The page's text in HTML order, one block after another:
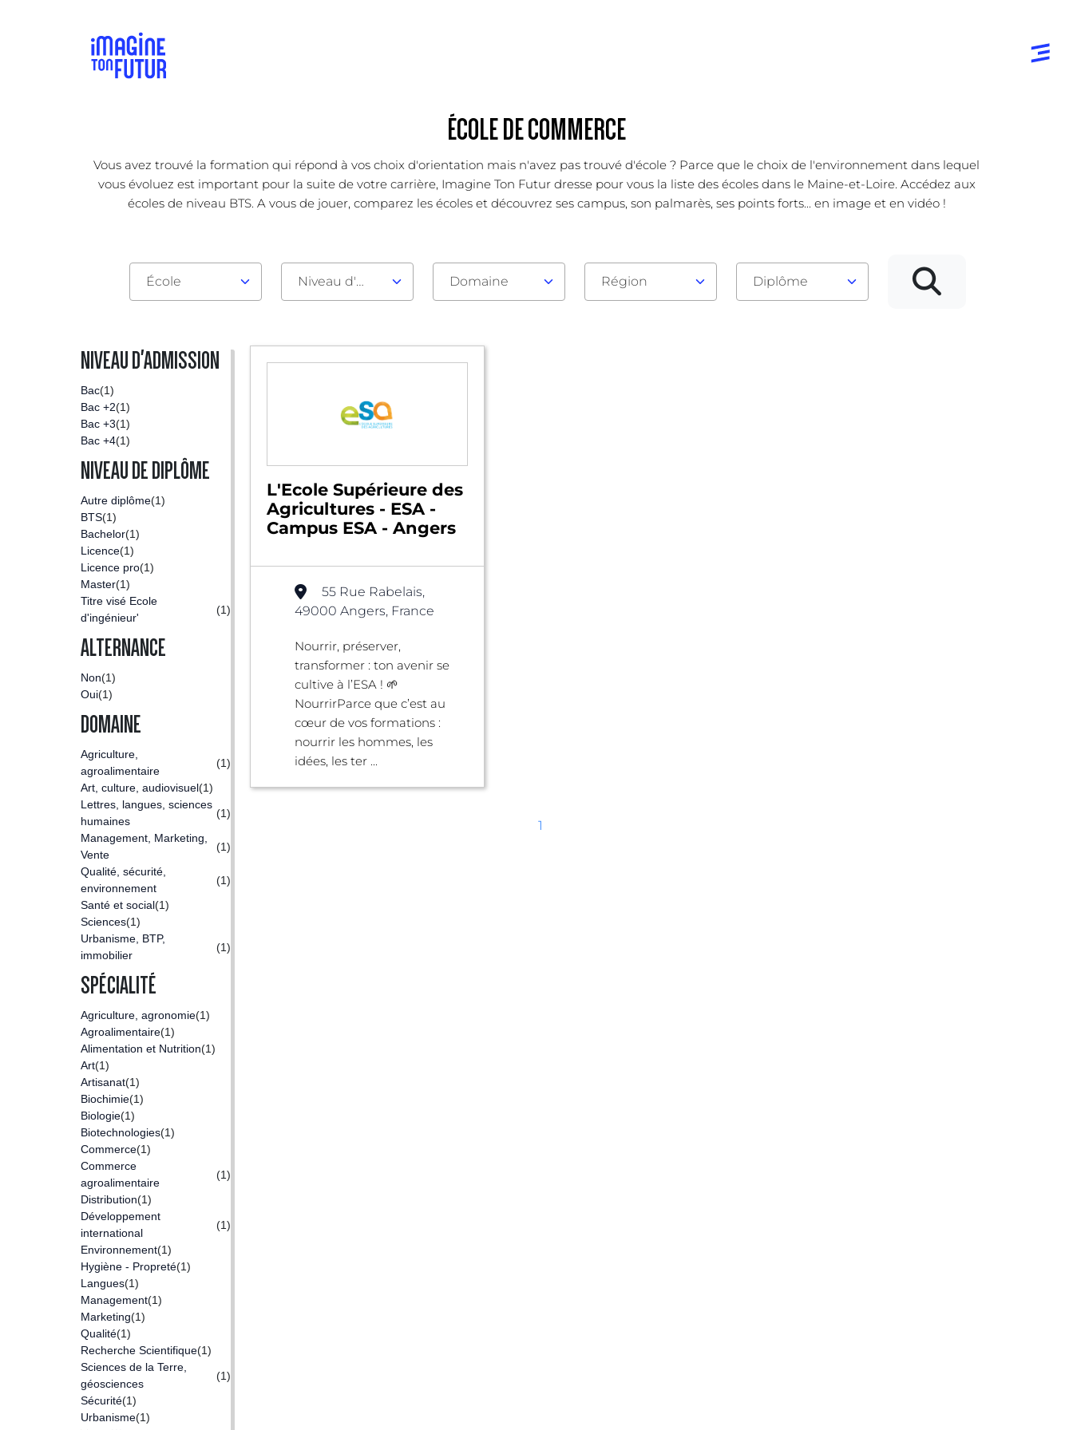
ÉCOLE DE COMMERCE
Vous avez trouvé la formation qui répond à vos choix d'orientation mais n'avez pas trouvé d'école ? Parce que le choix de l'environnement dans lequel
vous évoluez est important pour la suite de votre carrière, Imagine Ton Futur dresse pour vous la liste des écoles dans le Maine-et-Loire. Accédez aux
écoles de niveau BTS. A vous de jouer, comparez les écoles et découvrez ses campus, son palmarès, ses points forts... en image et en vidéo !
École Niveau d'admission Domaine Région Diplôme
NIVEAU D'ADMISSION
Bac(1)
Bac +2(1)
Bac +3(1)
Bac +4(1)
NIVEAU DE DIPLÔME
Autre diplôme(1)
BTS(1)
Bachelor(1)
Licence(1)
Licence pro(1)
Master(1)
Titre visé Ecole
d'ingénieur'
(1)
ALTERNANCE
Non(1)
Oui(1)
DOMAINE
Agriculture,
agroalimentaire
(1)
Art, culture, audiovisuel(1)
Lettres, langues, sciences
humaines
(1)
Management, Marketing,
Vente
(1)
Qualité, sécurité,
environnement
(1)
Santé et social(1)
Sciences(1)
Urbanisme, BTP,
immobilier
(1)
SPÉCIALITÉ
Agriculture, agronomie(1)
Agroalimentaire(1)
Alimentation et Nutrition(1)
Art(1)
Artisanat(1)
Biochimie(1)
Biologie(1)
Biotechnologies(1)
Commerce(1)
Commerce
agroalimentaire
(1)
Distribution(1)
Développement
international
(1)
Environnement(1)
Hygiène - Propreté(1)
Langues(1)
Management(1)
Marketing(1)
Qualité(1)
Recherche Scientifique(1)
Sciences de la Terre,
géosciences
(1)
Sécurité(1)
Urbanisme(1)
L'Ecole Supérieure des
Agricultures - ESA -
Campus ESA - Angers
55 Rue Rabelais,
49000 Angers, France
Nourrir, préserver,
transformer : ton avenir se
cultive à l’ESA ! 🌱
NourrirParce que c’est au
cœur de vos formations :
nourrir les hommes, les
idées, les ter ...
1